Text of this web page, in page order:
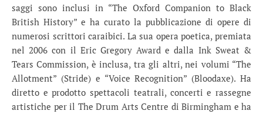
saggi sono inclusi in “The Oxford Companion to Black
British History” e ha curato la pubblicazione di opere di
numerosi scrittori caraibici. La sua opera poetica, premiata
nel 2006 con il Eric Gregory Award e dalla Ink Sweat &
Tears Commission, è inclusa, tra gli altri, nei volumi “The
Allotment” (Stride) e “Voice Recognition” (Bloodaxe). Ha
diretto e prodotto spettacoli teatrali, concerti e rassegne
artistiche per il The Drum Arts Centre di Birmingham e ha